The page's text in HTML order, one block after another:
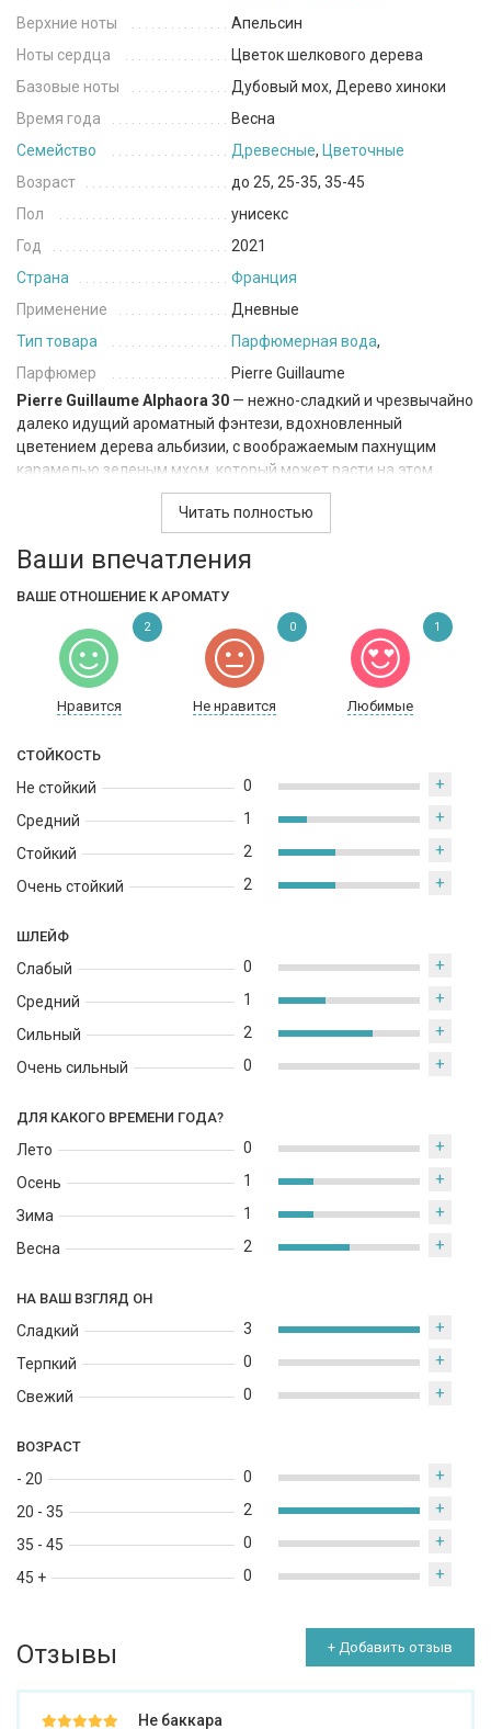
Верхние ноты
Апельсин
Ноты сердца
Цветок шелкового дерева
Базовые ноты
Дубовый мох, Дерево хиноки
Время года
Весна
Семейство
Древесные, Цветочные
Возраст
до 25, 25-35, 35-45
Пол
унисекс
Год
2021
Страна
Франция
Применение
Дневные
Тип товара
Парфюмерная вода,
Парфюмер
Pierre Guillaume
Pierre Guillaume Alphaora 30 — нежно-сладкий и чрезвычайно
далеко идущий ароматный фэнтези, вдохновленный
цветением дерева альбизии, с воображаемым пахнущим
карамелью зеленым мхом, который может расти на этом
Ловите этот момент, представьте себе древесный
мох, преображенный странным сиянием северного сияния.
Читать полностью
Ваши впечатления
ВАШЕ ОТНОШЕНИЕ К АРОМАТУ
Нравится Не нравится Любимые
2 0 1
СТОЙКОСТЬ
Не стойкий
Средний
Стойкий
Очень стойкий
0 +
1 +
2 +
2 +
ШЛЕЙФ
Слабый
Средний
Сильный
Очень сильный
0 +
1 +
2 +
0 +
ДЛЯ КАКОГО ВРЕМЕНИ ГОДА?
Лето
Осень
Зима
Весна
0 +
1 +
1 +
2 +
НА ВАШ ВЗГЛЯД ОН
Сладкий
Терпкий
Свежий
3 +
0 +
0 +
ВОЗРАСТ
- 20
20 - 35
35 - 45
45 +
0 +
2 +
0 +
0 +
Отзывы + Добавить отзыв
Не баккара